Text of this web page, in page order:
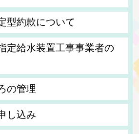
型約款について
定給水装置工事事業者の
の管理
し込み